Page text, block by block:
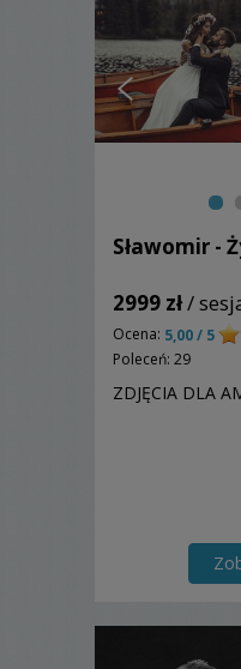
Sławomir -
2999 zł/
Ocena: 5,00 / 5
Poleceń: 29
ZDJĘCIA DLA